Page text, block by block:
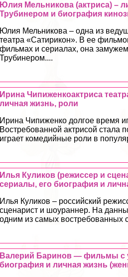
Юлия Мельникова (актриса) –
Трубинером и биография
Юлия Мельникова – одна из
театра «Сатирикон». В ее
фильмах и сериалах, она
Трубинером....
Ирина Чипиженкоактриса
личная жизнь, роли
Ирина Чипиженко долгое время
Востребованной актрисой стала
играет комедийные роли в
Илья Куликов (режиссер и
сериалы, его биография и
Илья Куликов – российский
сценарист и шоураннер. На
одним из самых востребованных
Валерий Баринов — фильмы с
биография и личная жизнь